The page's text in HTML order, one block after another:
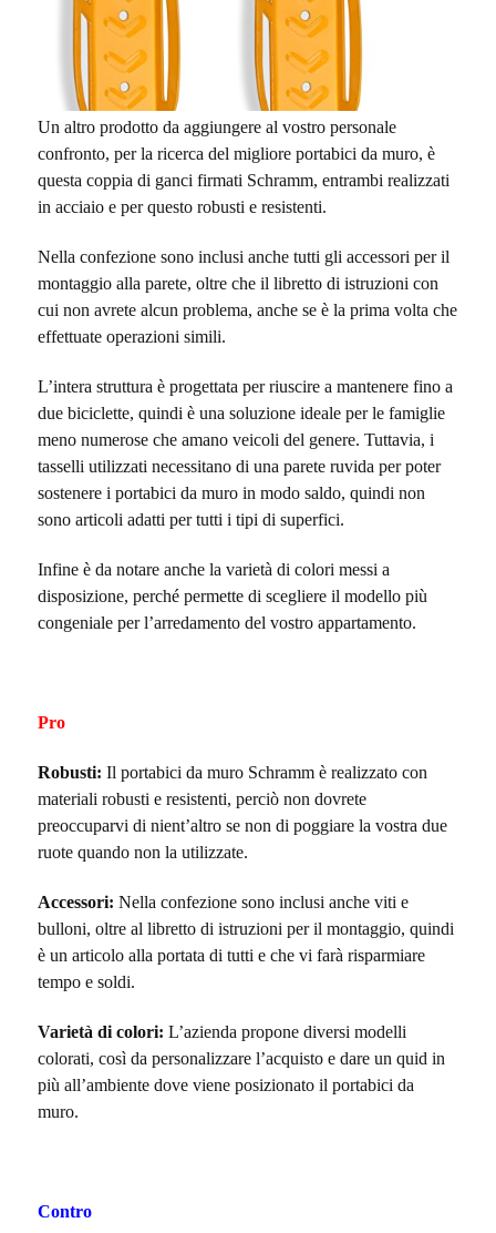
Un altro prodotto da aggiungere al vostro personale
confronto, per la ricerca del migliore portabici da muro, è
questa coppia di ganci firmati Schramm, entrambi realizzati
in acciaio e per questo robusti e resistenti.
Nella confezione sono inclusi anche tutti gli accessori per il
montaggio alla parete, oltre che il libretto di istruzioni con
cui non avrete alcun problema, anche se è la prima volta che
effettuate operazioni simili.
L’intera struttura è progettata per riuscire a mantenere fino a
due biciclette, quindi è una soluzione ideale per le famiglie
meno numerose che amano veicoli del genere. Tuttavia, i
tasselli utilizzati necessitano di una parete ruvida per poter
sostenere i portabici da muro in modo saldo, quindi non
sono articoli adatti per tutti i tipi di superfici.
Infine è da notare anche la varietà di colori messi a
disposizione, perché permette di scegliere il modello più
congeniale per l’arredamento del vostro appartamento.
Pro
Robusti: Il portabici da muro Schramm è realizzato con
materiali robusti e resistenti, perciò non dovrete
preoccuparvi di nient’altro se non di poggiare la vostra due
ruote quando non la utilizzate.
Accessori: Nella confezione sono inclusi anche viti e
bulloni, oltre al libretto di istruzioni per il montaggio, quindi
è un articolo alla portata di tutti e che vi farà risparmiare
tempo e soldi.
Varietà di colori: L’azienda propone diversi modelli
colorati, così da personalizzare l’acquisto e dare un quid in
più all’ambiente dove viene posizionato il portabici da
muro.
Contro